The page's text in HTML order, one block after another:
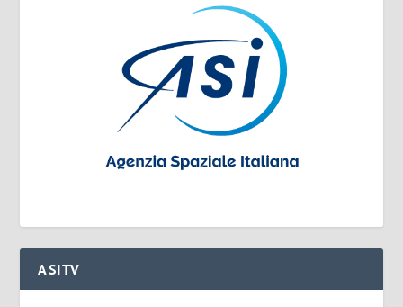
ASITV